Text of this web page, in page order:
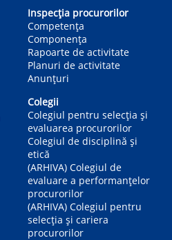
Inspecția procurorilor
Competenţa
Componența
Rapoarte de activitate
Planuri de activitate
Anunțuri
Colegii
Colegiul pentru selecția și
evaluarea procurorilor
Colegiul de disciplină și
etică
(ARHIVA) Colegiul de
evaluare a performanțelor
procurorilor
(ARHIVA) Colegiul pentru
selecția și cariera
procurorilor